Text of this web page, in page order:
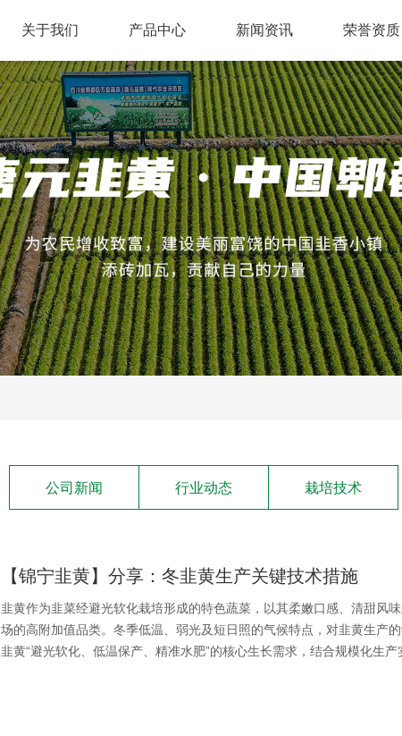
关于我们 产品中心 新闻资讯 荣誉资质
公司新闻 行业动态 栽培技术
【锦宁韭黄】分享：冬韭黄生产关键技术措施
韭黄作为韭菜经避光软化栽培形成的特色蔬菜，以其柔嫩口感、清甜风
场的高附加值品类。冬季低温、弱光及短日照的气候特点，对韭黄生产
韭黄“避光软化、低温保产、精准水肥”的核心生长需求，结合规模化生